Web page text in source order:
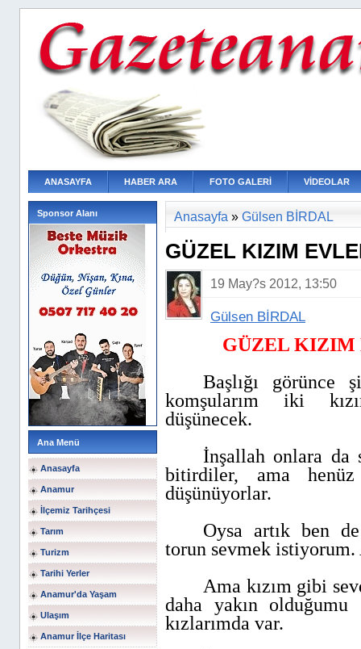
ANASAYFA HABER ARA FOTO GALERİ VİDEOLAR
Sponsor Alanı
Ana Menü
Anasayfa
Anamur
İlçemiz Tarihçesi
Tarım
Turizm
Tarihi Yerler
Anamur'da Yaşam
Ulaşım
Anamur İlçe Haritası
Anasayfa » Gülsen BİRDAL
GÜZEL KIZIM
19 May?s 2012, 13:50
Gülsen BİRDAL
GÜZEL KIZIM
Başlığı görünce
komşularım iki
düşünecek.
İnşallah onlara da
bitirdiler, ama
düşünüyorlar.
Oysa artık ben
torun sevmek
Ama kızım gibi
daha yakın
kızlarımda var.